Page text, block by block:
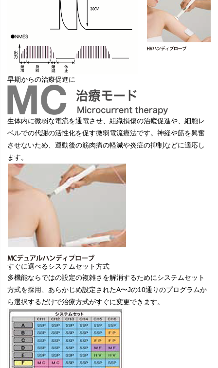
早期からの治療促進に
生体内に微弱な電流を通電させ、組織損傷の治癒促進や、細胞レ
ベルでの代謝の活性化を促す微弱電流療法です。神経や筋を興奮
させないため、運動後の筋肉痛の軽減や炎症の抑制などに適応し
ます。
すぐに選べるシステムセット方式
多機能ならではの設定の複雑さを解消するためにシステムセット
方式を採用、あらかじめ設定されたA〜Jの10通りのプログラムか
ら選択するだけで治療方式がすぐに変更できます。